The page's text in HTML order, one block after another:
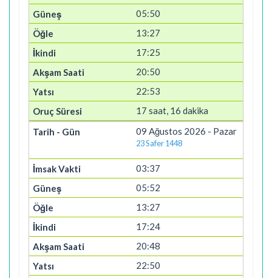
05:50
13:27
17:25
20:50
22:53
17 saat, 16 dakika
09 Ağustos 2026 - Pazar
23 Safer 1448
03:37
05:52
13:27
17:24
20:48
22:50